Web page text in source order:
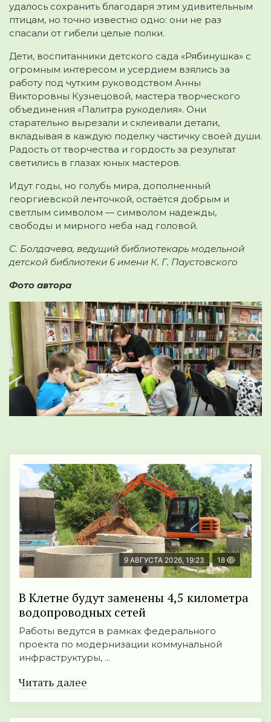
удалось сохранить благодаря этим удивительным
птицам, но точно известно одно: они не раз
спасали от гибели целые полки.
Дети, воспитанники детского сада «Рябинушка» с
огромным интересом и усердием взялись за
работу под чутким руководством Анны
Викторовны Кузнецовой, мастера творческого
объединения «Палитра рукоделия». Они
старательно вырезали и склеивали детали,
вкладывая в каждую поделку частичку своей души.
Радость от творчества и гордость за результат
светились в глазах юных мастеров.
Идут годы, но голубь мира, дополненный
георгиевской ленточкой, остаётся добрым и
светлым символом — символом надежды,
свободы и мирного неба над головой.
С. Болдачева, ведущий библиотекарь модельной
детской библиотеки 6 имени К. Г. Паустовского
Фото автора
9 АВГУСТА 2026, 19:23 18
В Клетне будут заменены 4,5 километра
водопроводных сетей
Работы ведутся в рамках федерального
проекта по модернизации коммунальной
инфраструктуры, ...
Читать далее